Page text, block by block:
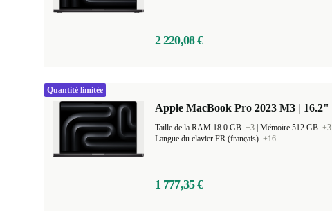
2 220,08 €
Apple MacBook Pro 2023 M3 | 16.2"
Taille de la RAM 18.0 GB +3 Mémoire 512 GB +3
Langue du clavier FR (français) +16
1 777,35 €
Quantité limitée